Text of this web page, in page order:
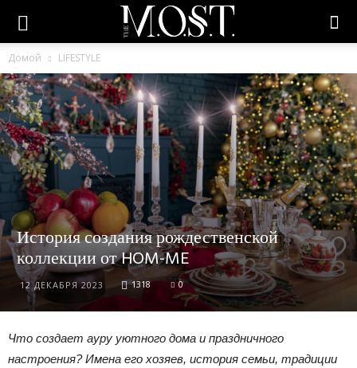
Домой LIFESTYLE
История создания рождественской
коллекции от HOM-ME
12 ДЕКАБРЯ 2023 1318 0
Что создает ауру уютного дома и праздничного
настроения? Имена его хозяев, история семьи, традиции